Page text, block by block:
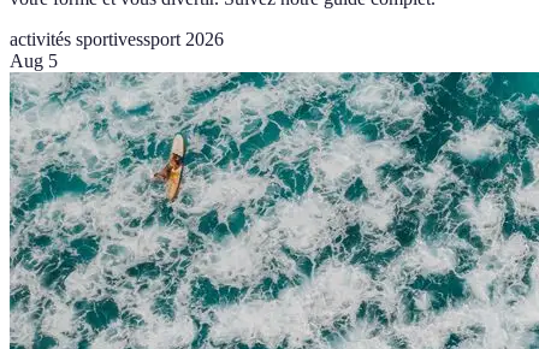
activités sportivessport 2026
Aug 5